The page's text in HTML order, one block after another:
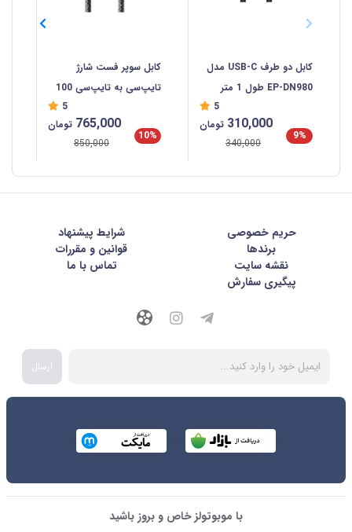
کابل دو طرف USB-C مدل
EP-DN980 طول 1 متر
5
9%
310,000 تومان
340,000
کابل سوپر فست شارژ
تایپ‌سی به تایپ‌سی 100
SJ750
5
10%
765,000 تومان
850,000
حریم خصوصی
شرايط پيشنهاد
برندها
قوانین و مقررات
نقشه سایت
تماس با ما
پیگیری سفارش
ارسال
با موبوتولز خاص و بروز باشید